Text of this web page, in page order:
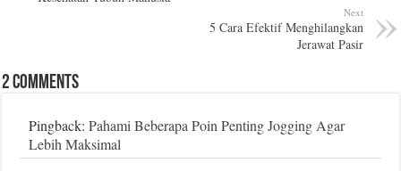
Next
5 Cara Efektif Menghilangkan
Jerawat Pasir
2 comments
Pingback:Pahami Beberapa Poin Penting Jogging Agar
Lebih Maksimal